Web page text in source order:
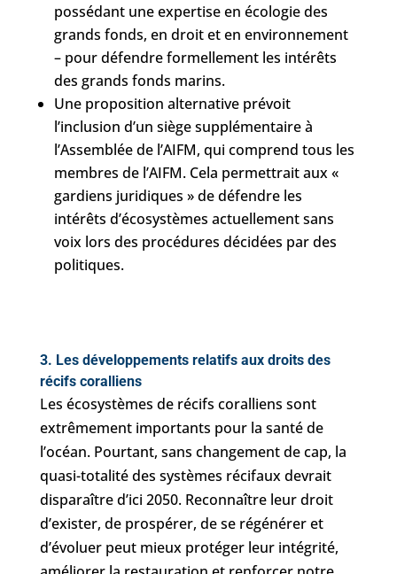
possédant une expertise en écologie des
grands fonds, en droit et en environnement
– pour défendre formellement les intérêts
des grands fonds marins.
Une proposition alternative prévoit
l’inclusion d’un siège supplémentaire à
l’Assemblée de l’AIFM, qui comprend tous les
membres de l’AIFM. Cela permettrait aux «
gardiens juridiques » de défendre les
intérêts d’écosystèmes actuellement sans
voix lors des procédures décidées par des
politiques.
3. Les développements relatifs aux droits des
récifs coralliens
Les écosystèmes de récifs coralliens sont
extrêmement importants pour la santé de
l’océan. Pourtant, sans changement de cap, la
quasi-totalité des systèmes récifaux devrait
disparaître d’ici 2050. Reconnaître leur droit
d’exister, de prospérer, de se régénérer et
d’évoluer peut mieux protéger leur intégrité,